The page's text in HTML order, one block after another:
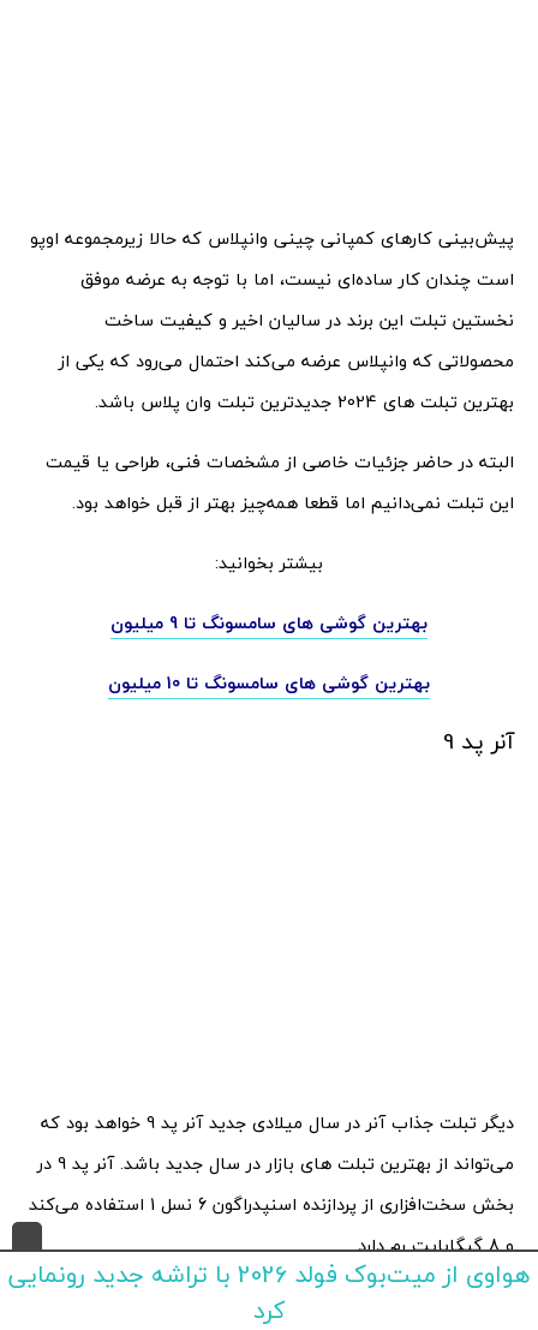
پیش‌بینی کارهای کمپانی چینی وانپلاس که حالا زیرمجموعه اوپو
است چندان کار ساده‌ای نیست، اما با توجه به عرضه موفق
نخستین تبلت این برند در سالیان اخیر و کیفیت ساخت
محصولاتی که وانپلاس عرضه می‌کند احتمال می‌رود که یکی از
بهترین تبلت های 2024 جدیدترین تبلت وان پلاس باشد.
البته در حاضر جزئیات خاصی از مشخصات فنی، طراحی یا قیمت
این تبلت نمی‌دانیم اما قطعا همه‌چیز بهتر از قبل خواهد بود.
بیشتر بخوانید:
بهترین گوشی های سامسونگ تا 9 میلیون
بهترین گوشی های سامسونگ تا 10 میلیون
آنر پد 9
دیگر تبلت جذاب آنر در سال میلادی جدید آنر پد 9 خواهد بود که
می‌تواند از بهترین تبلت های بازار در سال جدید باشد. آنر پد 9 در
بخش سخت‌افزاری از پردازنده اسنپدراگون 6 نسل 1 استفاده می‌کند
و 8 گیگابایت رم دارد.
هواوی از میت‌بوک فولد 2026 با تراشه جدید رونمایی
کرد